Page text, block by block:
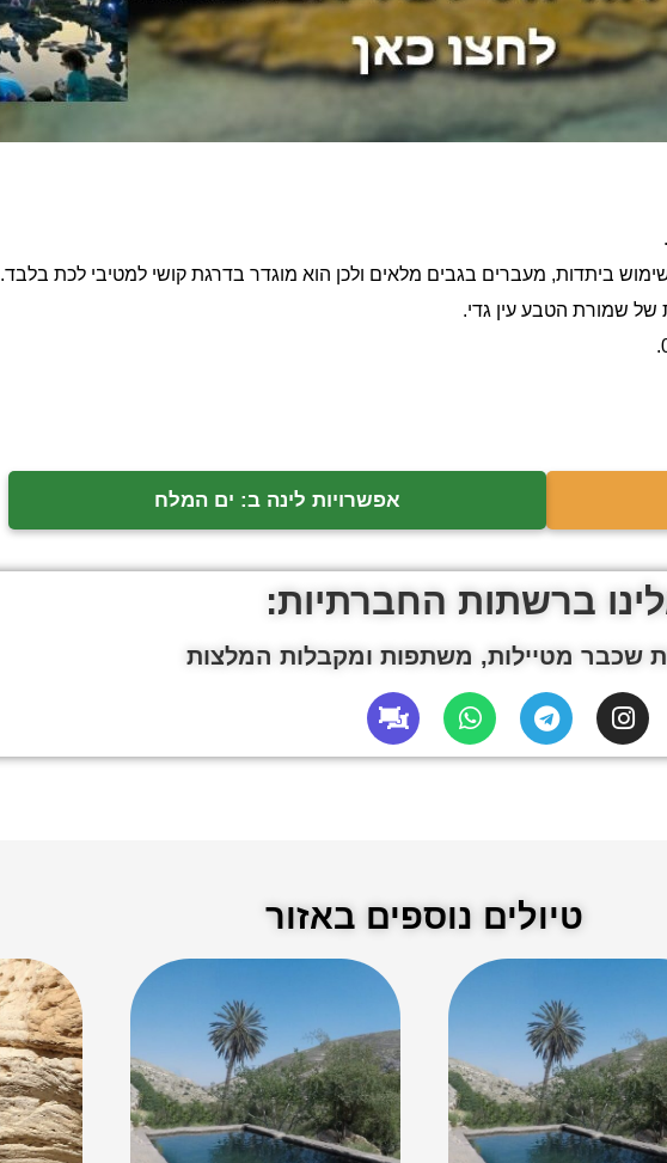
ביתדות, מעברים בגבים מלאים ולכן הוא מוגדר בדרגת קושי למטיבי לכת בלבד.
של שמורת הטבע עין גדי.
אפשרויות לינה ב: ים המלח
ברשתות החברתיות:
שכבר מטיילות, משתפות ומקבלות המלצות
טיולים נוספים באזור